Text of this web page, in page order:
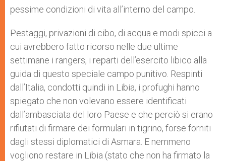
pessime condizioni di vita all’interno del campo.
Pestaggi, privazioni di cibo, di acqua e modi spicci a
cui avrebbero fatto ricorso nelle due ultime
settimane i rangers, i reparti dell’esercito libico alla
guida di questo speciale campo punitivo. Respinti
dall’Italia, condotti quindi in Libia, i profughi hanno
spiegato che non volevano essere identificati
dall’ambasciata del loro Paese e che perciò si erano
rifiutati di firmare dei formulari in tigrino, forse forniti
dagli stessi diplomatici di Asmara. E nemmeno
vogliono restare in Libia (stato che non ha firmato la